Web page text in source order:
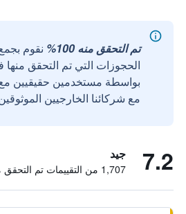
تم التحقق منه 100%
نقوم
الحجوزات التي تم التحقق منها
مع شركائنا الخارجيين
7.2 جيد
1,707 من التقييمات تم التحقق منها